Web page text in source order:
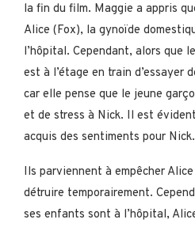
la fin du film. Maggie a appris
Alice (Fox), la gynoïde
l’hôpital. Cependant, alors que
est à l’étage en train d’essayer
car elle pense que le jeune
et de stress à Nick. Il est
acquis des sentiments pour Nick.
Ils parviennent à empêcher
détruire temporairement.
ses enfants sont à l’hôpital,